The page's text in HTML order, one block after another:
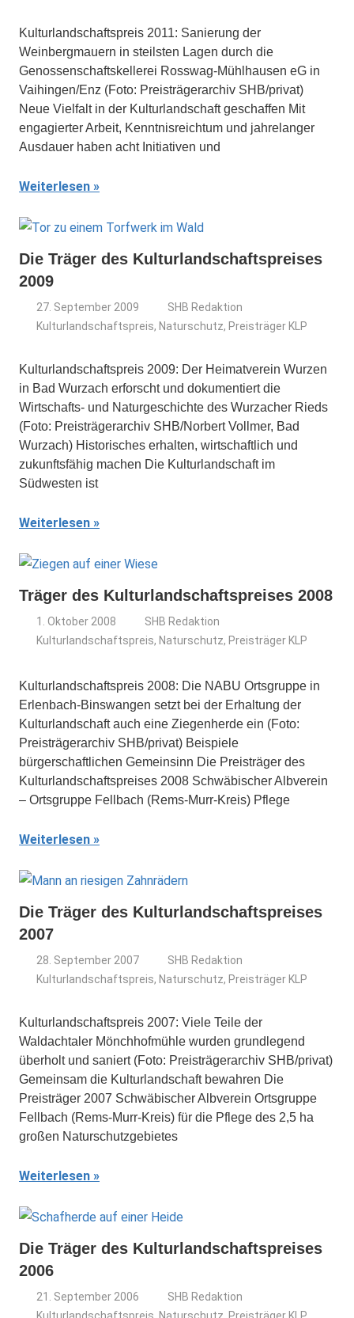
Kulturlandschaftspreis 2011: Sanierung der
Weinbergmauern in steilsten Lagen durch die
Genossenschaftskellerei Rosswag‐Mühlhausen eG in
Vaihingen/Enz (Foto: Preisträgerarchiv SHB/privat)
Neue Vielfalt in der Kulturlandschaft geschaffen Mit
engagierter Arbeit, Kenntnisreichtum und jahrelanger
Ausdauer haben acht Initiativen und
Weiterlesen
Die Träger des Kulturlandschaftspreises
2009
27. September 2009
SHB Redaktion
Kulturlandschaftspreis, Naturschutz, Preisträger KLP
Kulturlandschaftspreis 2009: Der Heimatverein Wurzen
in Bad Wurzach erforscht und dokumentiert die
Wirtschafts- und Naturgeschichte des Wurzacher Rieds
(Foto: Preisträgerarchiv SHB/Norbert Vollmer, Bad
Wurzach) Historisches erhalten, wirtschaftlich und
zukunftsfähig machen Die Kulturlandschaft im
Südwesten ist
Weiterlesen
Träger des Kulturlandschaftspreises 2008
1. Oktober 2008
SHB Redaktion
Kulturlandschaftspreis, Naturschutz, Preisträger KLP
Kulturlandschaftspreis 2008: Die NABU Ortsgruppe in
Erlenbach-Binswangen setzt bei der Erhaltung der
Kulturlandschaft auch eine Ziegenherde ein (Foto:
Preisträgerarchiv SHB/privat) Beispiele
bürgerschaftlichen Gemeinsinn Die Preisträger des
Kulturlandschaftspreises 2008 Schwäbischer Albverein
– Ortsgruppe Fellbach (Rems-Murr-Kreis) Pflege
Weiterlesen
Die Träger des Kulturlandschaftspreises
2007
28. September 2007
SHB Redaktion
Kulturlandschaftspreis, Naturschutz, Preisträger KLP
Kulturlandschaftspreis 2007: Viele Teile der
Waldachtaler Mönchhofmühle wurden grundlegend
überholt und saniert (Foto: Preisträgerarchiv SHB/privat)
Gemeinsam die Kulturlandschaft bewahren Die
Preisträger 2007 Schwäbischer Albverein Ortsgruppe
Fellbach (Rems-Murr-Kreis) für die Pflege des 2,5 ha
großen Naturschutzgebietes
Weiterlesen
Die Träger des Kulturlandschaftspreises
2006
21. September 2006
SHB Redaktion